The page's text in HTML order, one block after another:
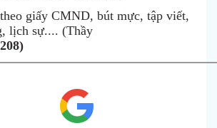
giấy CMND, bút mực, tập viết,
lịch sự.... (Thầy